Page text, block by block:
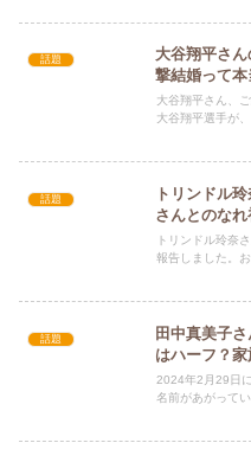
話題
大谷翔平さ
撃結婚って本
大谷翔平さん、
大谷翔平選手が
話題
トリンドル
さんとのなれ
トリンドル玲奈
報告しました。
話題
田中真美子
はハーフ？
2024年2月29日
名前があがって